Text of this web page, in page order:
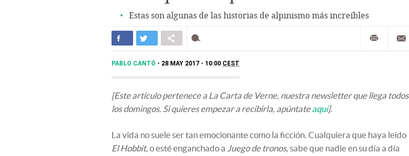
Estas son algunas de las historias de alpinismo más increíbles
PABLO CANTÓ 28 MAY 2017 - 10:00 CEST
[Este artículo pertenece a La Carta de Verne, nuestra newsletter que llega todos
los domingos. Si quieres empezar a recibirla, apúntateaquí].
La vida no suele ser tan emocionante como la ficción. Cualquiera que haya leído
El Hobbit, o esté enganchado a Juego de tronos, sabe que nadie en su día a día